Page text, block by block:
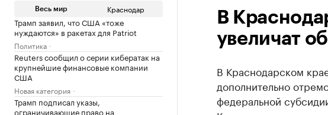
Весь мир Краснодар
Трамп заявил, что США «тоже
нуждаются» в ракетах для Patriot
Политика
Reuters сообщил о серии кибератак на
крупнейшие финансовые компании
США
Новая категория
Трамп подписал указы,
ограничивающие право на
В
увеличат
В Краснодарском
дополнительно
федеральной